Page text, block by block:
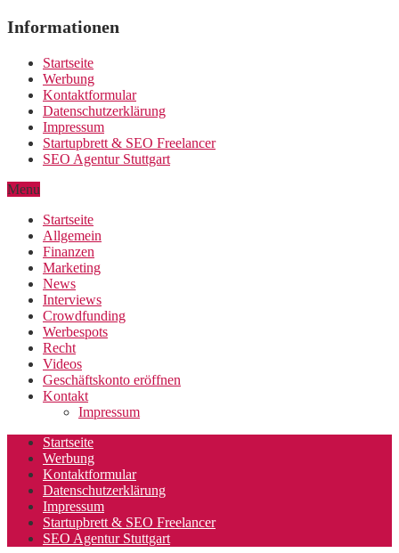
Informationen
Startseite
Werbung
Kontaktformular
Datenschutzerklärung
Impressum
Startupbrett & SEO Freelancer
SEO Agentur Stuttgart
Menu
Startseite
Allgemein
Finanzen
Marketing
News
Interviews
Crowdfunding
Werbespots
Recht
Videos
Geschäftskonto eröffnen
Kontakt
Impressum
Startseite
Werbung
Kontaktformular
Datenschutzerklärung
Impressum
Startupbrett & SEO Freelancer
SEO Agentur Stuttgart